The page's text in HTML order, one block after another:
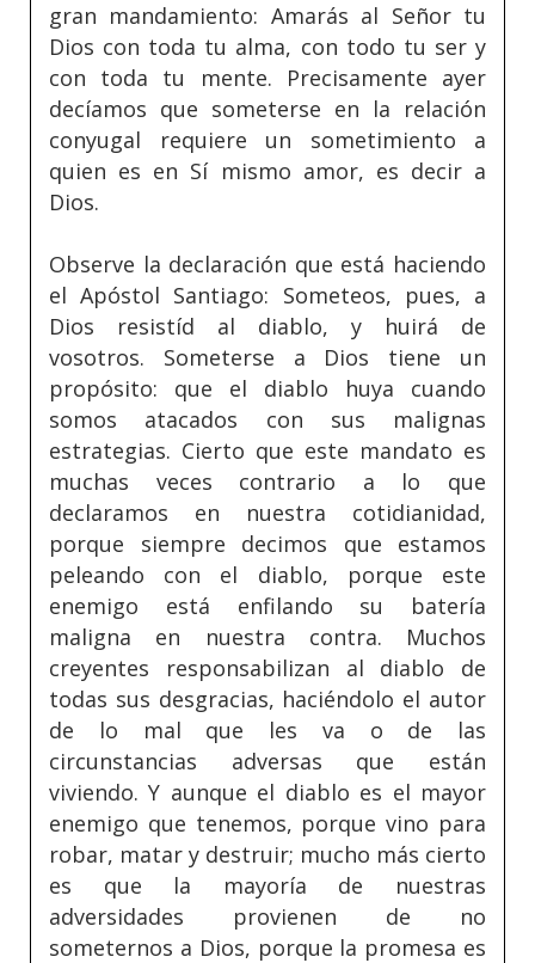
gran mandamiento: Amarás al Señor tu
Dios con toda tu alma, con todo tu ser y
con toda tu mente. Precisamente ayer
decíamos que someterse en la relación
conyugal requiere un sometimiento a
quien es en Sí mismo amor, es decir a
Dios.
Observe la declaración que está haciendo
el Apóstol Santiago: Someteos, pues, a
Dios resistíd al diablo, y huirá de
vosotros. Someterse a Dios tiene un
propósito: que el diablo huya cuando
somos atacados con sus malignas
estrategias. Cierto que este mandato es
muchas veces contrario a lo que
declaramos en nuestra cotidianidad,
porque siempre decimos que estamos
peleando con el diablo, porque este
enemigo está enfilando su batería
maligna en nuestra contra. Muchos
creyentes responsabilizan al diablo de
todas sus desgracias, haciéndolo el autor
de lo mal que les va o de las
circunstancias adversas que están
viviendo. Y aunque el diablo es el mayor
enemigo que tenemos, porque vino para
robar, matar y destruir; mucho más cierto
es que la mayoría de nuestras
adversidades provienen de no
someternos a Dios, porque la promesa es